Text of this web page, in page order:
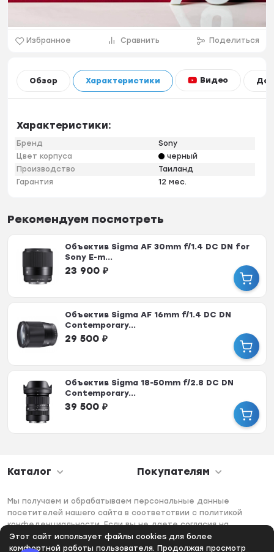
Этот сайт использует файлы cookies для более
комфортной работы пользователя. Продолжая просмотр
Избранное Сравнить Поделиться
Обзор Характеристики Видео
Характеристики:
Бренд
Sony
Цвет корпуса
черный
Производство
Таиланд
Гарантия
12 мес.
Рекомендуем посмотреть
Объектив Sigma AF 30mm f/1.4 DC DN for
Sony E-m...
23 900 ₽
Объектив Sigma AF 16mm f/1.4 DC DN
Contemporary...
29 500 ₽
Объектив Sigma 18-50mm f/2.8 DC DN
Contemporary...
39 500 ₽
Каталог Покупателям
Мы получаем и обрабатываем персональные данные
посетителей нашего сайта в соответствии с политикой
конфеденциальности. Если вы не даете согласия на
обработку своих персональных данных, вам необходимо
покинуть наш сайт.